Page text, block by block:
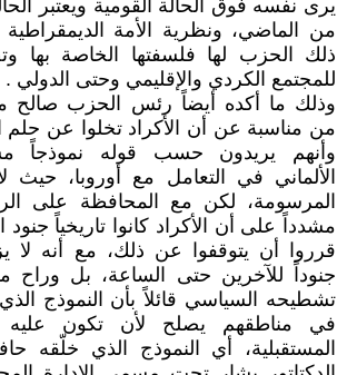
يرى نفسه فوق الحالة القومية ويعتبر
من الماضي، ونظرية الأمة الديمقراطية
ذلك الحزب لها فلسفتها الخاصة بها
للمجتمع الكردي والإقليمي وحتى الدولي .
وذلك ما أكده أيضاً رئس الحزب صالح
من مناسبة عن أن الأكراد تخلوا عن حلم
وأنهم يريدون حسب قوله نموذجاً
الألماني في التعامل مع أوروبا، حيث
المرسومة، لكن مع المحافظة على
مشدداً على أن الأكراد كانوا تاريخياً جنود
قرروا أن يتوقفوا عن ذلك، مع أنه لا
جنوداً للآخرين حتى الساعة، بل وراح
تشطيحه السياسي قائلاً بأن النموذج
في مناطقهم يصلح لأن تكون عليه
المستقبلية، أي النموذج الذي خلّقه